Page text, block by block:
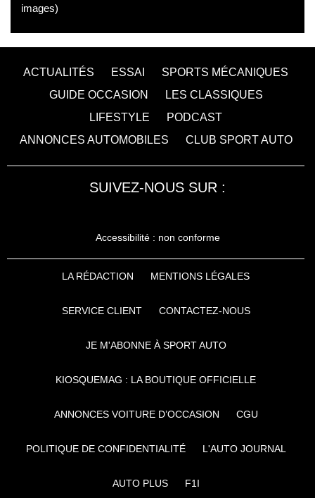
images)
ACTUALITÉS ESSAI
SPORTS MÉCANIQUES
GUIDE OCCASION
LES CLASSIQUES
LIFESTYLE
PODCAST
ANNONCES AUTOMOBILES
CLUB SPORT AUTO
SUIVEZ-NOUS SUR :
Accessibilité : non conforme
LA RÉDACTION MENTIONS LÉGALES
SERVICE CLIENT CONTACTEZ-NOUS
JE M'ABONNE À SPORT AUTO
KIOSQUEMAG : LA BOUTIQUE OFFICIELLE
ANNONCES VOITURE D’OCCASION CGU
POLITIQUE DE CONFIDENTIALITÉ L'AUTO JOURNAL
AUTO PLUS F1I